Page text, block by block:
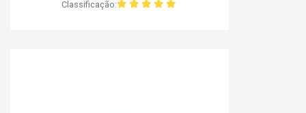
Classificação: